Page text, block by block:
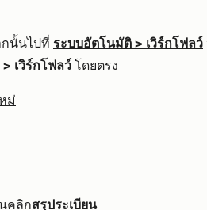
กนั้นไปที่ ระบบอัตโนมัติ > เวิร์กโฟลว์
> เวิร์กโฟลว์ โดยตรง
ม่
คลิกสรุประเบียน